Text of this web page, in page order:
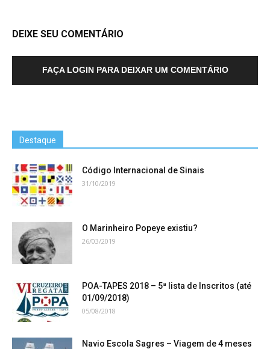
DEIXE SEU COMENTÁRIO
FAÇA LOGIN PARA DEIXAR UM COMENTÁRIO
Destaque
Código Internacional de Sinais
31/10/2019
O Marinheiro Popeye existiu?
26/03/2019
POA-TAPES 2018 – 5ª lista de Inscritos (até
01/09/2018)
05/08/2018
Navio Escola Sagres – Viagem de 4 meses